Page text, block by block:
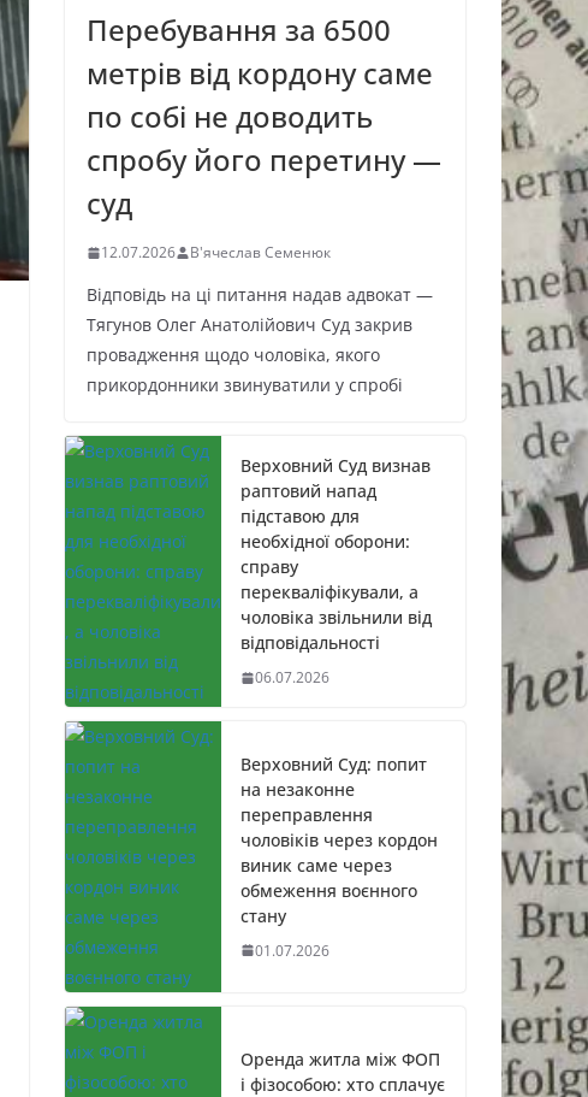
Перебування за 6500
метрів від кордону саме
по собі не доводить
спробу його перетину —
суд
12.07.2026 В'ячеслав Семенюк
Відповідь на ці питання надав адвокат —
Тягунов Олег Анатолійович Суд закрив
провадження щодо чоловіка, якого
прикордонники звинуватили у спробі
Верховний Суд визнав
раптовий напад
підставою для
необхідної оборони:
справу
перекваліфікували, а
чоловіка звільнили від
відповідальності
06.07.2026
Верховний Суд: попит
на незаконне
переправлення
чоловіків через кордон
виник саме через
обмеження воєнного
стану
01.07.2026
Оренда житла між ФОП
і фізособою: хто сплачує